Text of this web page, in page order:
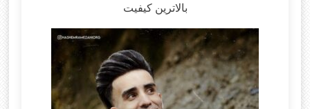
بالاترین کیفیت